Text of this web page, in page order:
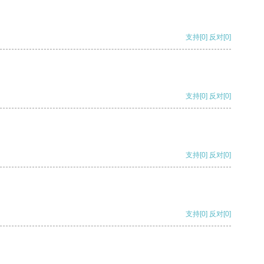
支持[0] 反对[0]
支持[0] 反对[0]
支持[0] 反对[0]
支持[0] 反对[0]